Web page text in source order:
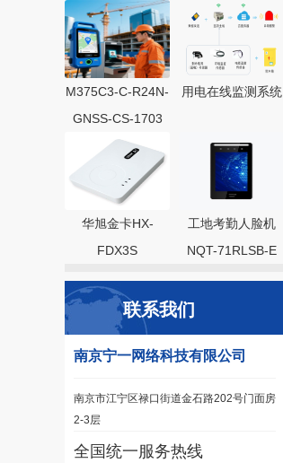
M375C3-C-R24N-
GNSS-CS-1703
用电在线监测系统
华旭金卡HX-
FDX3S
工地考勤人脸机
NQT-71RLSB-E
联系我们
南京宁一网络科技有限公司
南京市江宁区禄口街道金石路202号门面房
2-3层
全国统一服务热线